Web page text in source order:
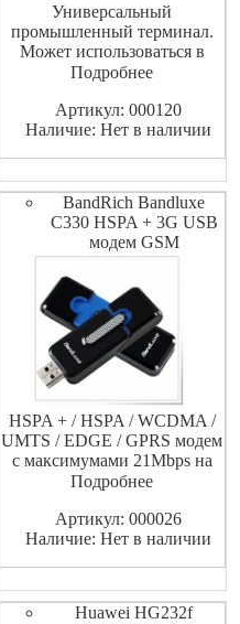
Универсальный
промышленный терминал.
Может использоваться в
качестве GSM/GPRS модема
приложениях.
Подробнее
Артикул: 000120
Наличие: Нет в наличии
BandRich Bandluxe
C330 HSPA + 3G USB
модем GSM
HSPA + / HSPA / WCDMA /
UMTS / EDGE / GPRS модем
с максимумами 21Mbps на
прием и 5.76Mbps на
Подробнее
Артикул: 000026
Наличие: Нет в наличии
Huawei HG232f